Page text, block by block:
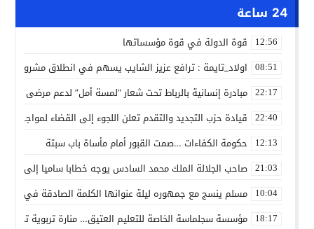
24 ساعة
12:56 قوة الدولة في قوة مؤسساتها
08:51 اولاد_تايمة : ترافع عزيز الشايب يسهم في انطلاق مشروع
22:17 مبادرة إنسانية بالرباط تحت شعار “لمسة أمل” لدعم مرضى
22:40 قيادة حزب التجديد والتقدم تعلن اللجوء إلى القضاء لمواجهة
12:13 حكومة الكفاءات …صمت القبور أمام مأساة باب سبتة
21:03 صاحب الجلالة الملك محمد السادس يوجه خطابا ساميا إلى
10:04 مسلم ينسج مع جمهوره ليلة عنوانها الكلمة الصادقة في
18:17 مؤسسة سجلماسة الخاصة للتعليم العتيق… منارة تربوية تجمع